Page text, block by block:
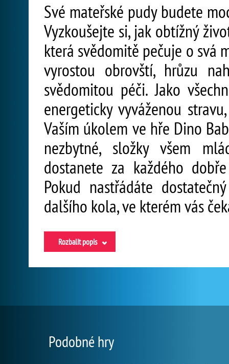
Své mateřské pudy budete
Vyzkoušejte si, jak obtížný
která svědomitě pečuje o svá
vyrostou obrovští, hrůzu
svědomitou péči. Jako
energeticky vyváženou
Vaším úkolem ve hře Dino
nezbytné, složky všem
dostanete za každého
Pokud nastřádáte
dalšího kola, ve kterém vás
Rozbalit popis
Podobné hry